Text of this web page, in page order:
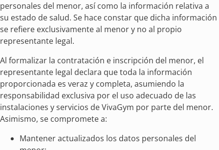
personales del menor, así como la información relativa a
su estado de salud. Se hace constar que dicha información
se refiere exclusivamente al menor y no al propio
representante legal.
Al formalizar la contratación e inscripción del menor, el
representante legal declara que toda la información
proporcionada es veraz y completa, asumiendo la
responsabilidad exclusiva por el uso adecuado de las
instalaciones y servicios de VivaGym por parte del menor.
Asimismo, se compromete a:
Mantener actualizados los datos personales del